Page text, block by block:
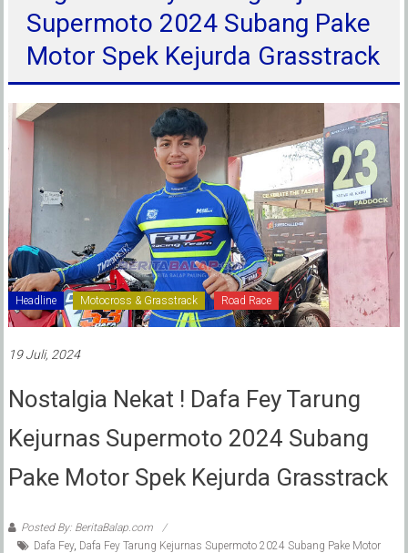
Supermoto 2024 Subang Pake
Motor Spek Kejurda Grasstrack
Headline Motocross & Grasstrack Road Race
19 Juli, 2024
Nostalgia Nekat ! Dafa Fey Tarung
Kejurnas Supermoto 2024 Subang
Pake Motor Spek Kejurda Grasstrack
Posted By: BeritaBalap.com
Dafa Fey, Dafa Fey Tarung Kejurnas Supermoto 2024 Subang Pake Motor